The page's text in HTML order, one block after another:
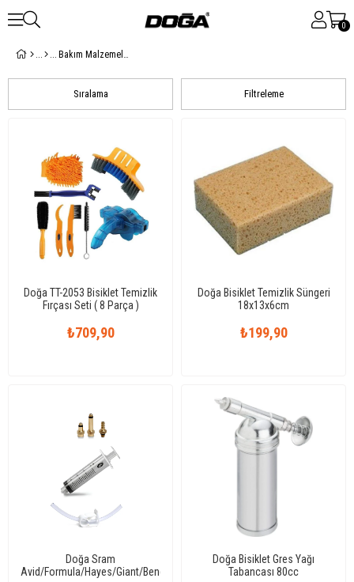
0
Bakım Malzemeleri
Filtreleme
Sıralama
Doğa TT-2053 Bisiklet Temizlik
Fırçası Seti ( 8 Parça )
₺709,90
Doğa Bisiklet Temizlik Süngeri
18x13x6cm
₺199,90
Doğa Sram
Avid/Formula/Hayes/Giant/Bengal/Nutt/Rockshox/Quad
Doğa Bisiklet Gres Yağı
Tabancası 80cc